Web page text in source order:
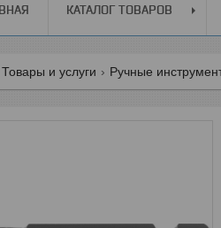
КАТАЛОГ ТОВАРОВ
Товары и услуги Ручные